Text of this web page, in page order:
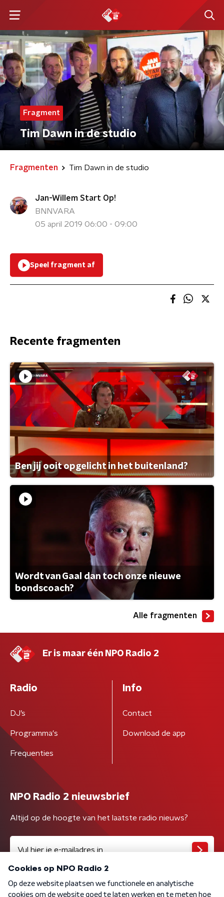
Fragment
Tim Dawn in de studio
Fragmenten Tim Dawn in de studio
Jan-Willem Start Op!
BNNVARA
05 april 2019 06:00 - 09:00
Speel fragment af
Recente fragmenten
Ben jij ooit opgelicht in het buitenland?
Wordt van Gaal dan toch onze nieuwe
bondscoach?
Alle fragmenten
Er is maar één NPO Radio 2
Radio
DJ’s
Programma's
Frequenties
Info
Contact
Download de app
NPO Radio 2 nieuwsbrief
Altijd op de hoogte van het laatste radio nieuws?